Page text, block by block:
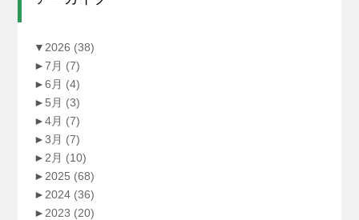
▼ 2026 (38)
►7月 (7)
►6月 (4)
► 5月 (3)
►4月 (7)
►3月 (7)
► 2月 (10)
► 2025 (68)
► 2024 (36)
► 2023 (20)